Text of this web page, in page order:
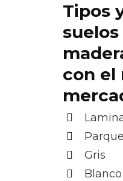
Tipos
con el
Gris
Blanco